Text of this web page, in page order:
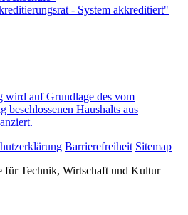
auf Grundlage des vom
beschlossenen Haushalts aus
Barrierefreiheit Sitemap
für Technik, Wirtschaft und Kultur